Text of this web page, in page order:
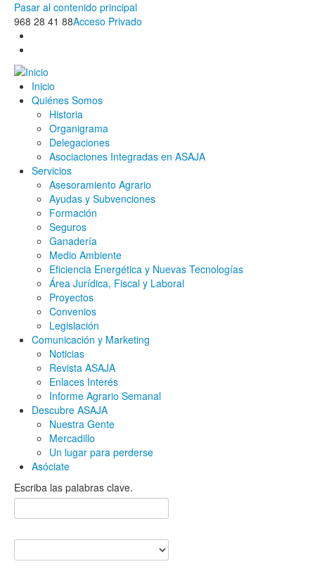
Pasar al contenido principal
968 28 41 88Acceso Privado
Inicio
Quiénes Somos
Historia
Organigrama
Delegaciones
Asociaciones Integradas en ASAJA
Servicios
Asesoramiento Agrario
Ayudas y Subvenciones
Formación
Seguros
Ganadería
Medio Ambiente
Eficiencia Energética y Nuevas Tecnologías
Área Jurídica, Fiscal y Laboral
Proyectos
Convenios
Legislación
Comunicación y Marketing
Noticias
Revista ASAJA
Enlaces Interés
Informe Agrario Semanal
Descubre ASAJA
Nuestra Gente
Mercadillo
Un lugar para perderse
Asóciate
Escriba las palabras clave.